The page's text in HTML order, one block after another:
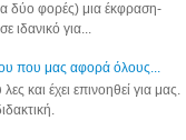
δύο φορές) μια έκφραση-
ιδανικό για...
που μας αφορά όλους...
και έχει επινοηθεί για μας.